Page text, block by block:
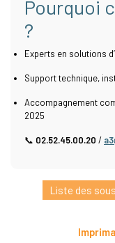
Pourquoi
?
Experts en solutions
Support technique,
Accompagnement
2025
📞 02.52.45.00.20 /
Liste des